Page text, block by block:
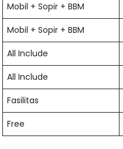
Mobil + Sopir + BBM
Mobil + Sopir + BBM
All Include
All Include
Fasilitas
Free